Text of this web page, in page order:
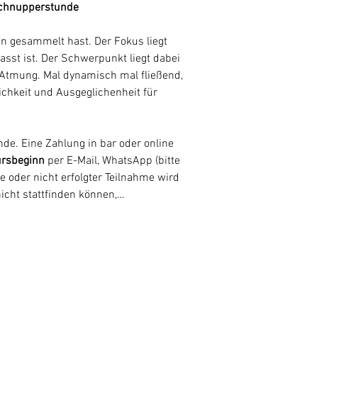
gesammelt hast. Der Fokus liegt
ist. Der Schwerpunkt liegt dabei
Mal dynamisch mal fließend,
und Ausgeglichenheit für
Eine Zahlung in bar oder online
per E-Mail, WhatsApp (bitte
oder nicht erfolgter Teilnahme wird
stattfinden können,…